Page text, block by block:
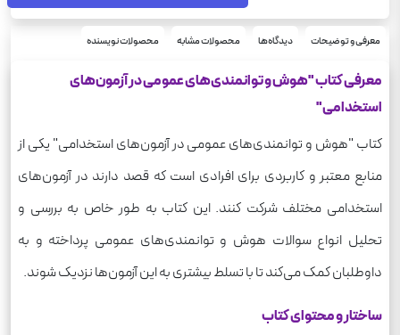
معرفی و توضیحات دیدگاه‌ها محصولات مشابه محصولات نویسنده
معرفی کتاب "هوش و توانمندی‌های عمومی در آزمون‌های
استخدامی"
کتاب "هوش و توانمندی‌های عمومی در آزمون‌های استخدامی" یکی از
منابع معتبر و کاربردی برای افرادی است که قصد دارند در آزمون‌های
استخدامی مختلف شرکت کنند. این کتاب به طور خاص به بررسی و
تحلیل انواع سوالات هوش و توانمندی‌های عمومی پرداخته و به
داوطلبان کمک می‌کند تا با تسلط بیشتری به این آزمون‌ها نزدیک شوند.
ساختار و محتوای کتاب